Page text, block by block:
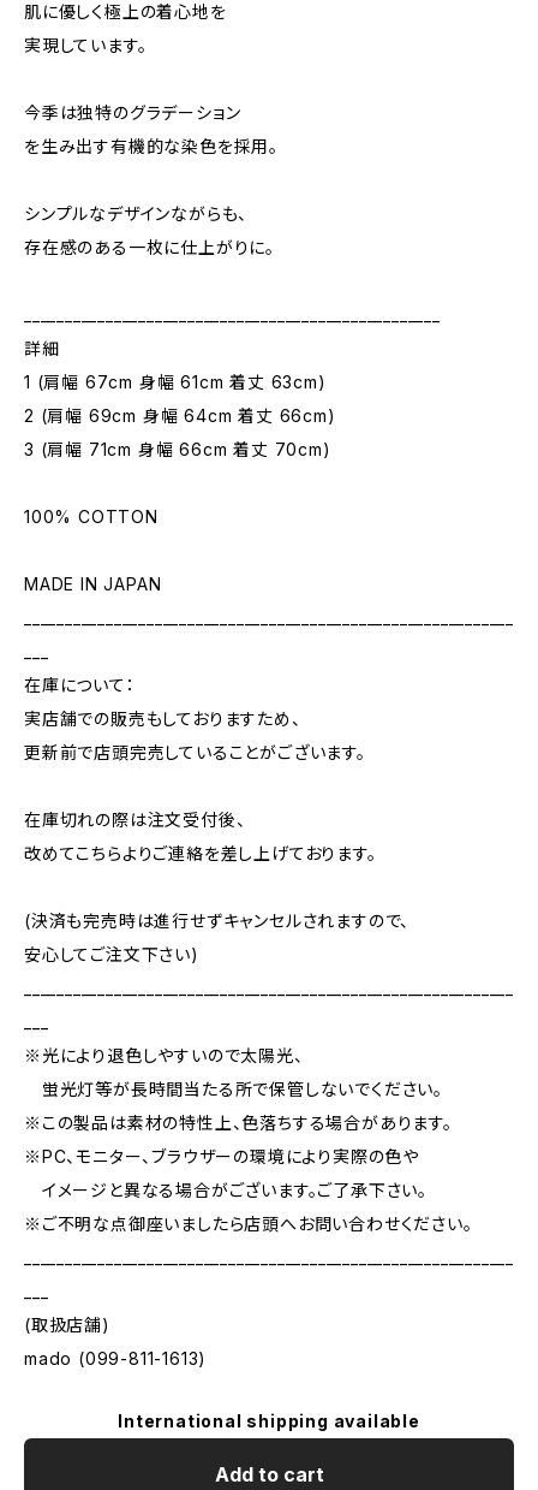
肌に優しく極上の着心地を
実現しています。
今季は独特のグラデーション
を生み出す有機的な染色を採用。
シンプルなデザインながらも、
存在感のある一枚に仕上がりに。
詳細
1 (肩幅 67cm 身幅 61cm 着丈 63cm)
2 (肩幅 69cm 身幅 64cm 着丈 66cm)
3 (肩幅 71cm 身幅 66cm 着丈 70cm)
100% COTTON
MADE IN JAPAN
在庫について：
実店舗での販売もしておりますため、
更新前で店頭完売していることがございます。
在庫切れの際は注文受付後、
改めてこちらよりご連絡を差し上げております。
(決済も完売時は進行せずキャンセルされますので、
安心してご注文下さい)
※光により退色しやすいので太陽光、
蛍光灯等が長時間当たる所で保管しないでください。
※この製品は素材の特性上、色落ちする場合があります。
※PC、モニター、ブラウザーの環境により実際の色や
イメージと異なる場合がございます。ご了承下さい。
※ご不明な点御座いましたら店頭へお問い合わせください。
(取扱店舗)
mado (099-811-1613)
International shipping available
Add to cart